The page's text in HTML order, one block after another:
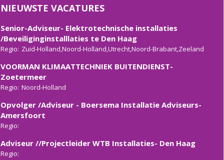
NIEUWSTE VACATURES
Regio:
Senior-Adviseur- Elektrotechnische installaties
/Beveiliginginstalllaties te Den Haag
Regio: Zuid-Holland,Noord-Holland,Utrecht,Noord-Brabant,Zeeland
VOORMAN KLIMAATTECHNIEK BUITENDIENST-
Zoetermeer
Regio: Noord-Holland
Opvolger /Adviseur - Boersema Installatie Adviseurs-
Amersfoort
Regio:
Adviseur //Projectleider WTB Installaties- Den Haag
Regio: